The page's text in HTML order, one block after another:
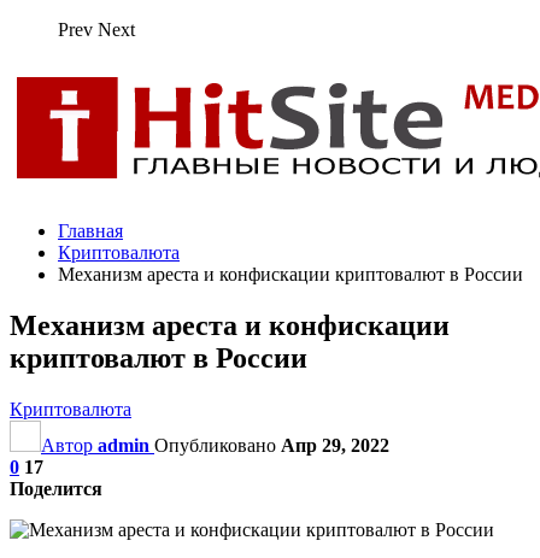
Prev Next
Главная
Криптовалюта
Механизм ареста и конфискации криптовалют в России
Механизм ареста и конфискации
криптовалют в России
Криптовалюта
Автор admin Опубликовано Апр 29, 2022
0 17
Поделится